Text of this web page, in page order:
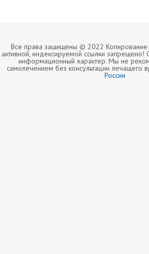
Все права защищены © 2022 Копирование
активной, индексируемой ссылки запрещено!
информационный характер. Мы не
самолечением без консультации лечащего
России